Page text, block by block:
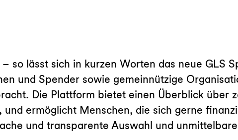
so lässt sich in kurzen Worten das neue GLS
und Spender sowie gemeinnützige
Die Plattform bietet einen Überblick über
und ermöglicht Menschen, die sich gerne
und transparente Auswahl und